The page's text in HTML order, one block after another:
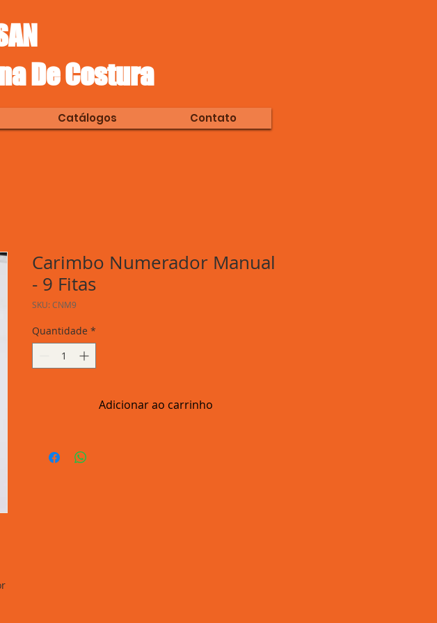
De Costura
Catálogos Contato
Carimbo Numerador Manual
- 9 Fitas
SKU: CNM9
Quantidade *
Adicionar ao carrinho